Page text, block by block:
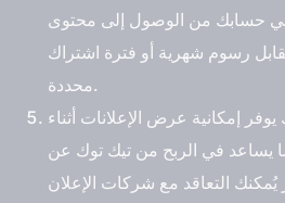
حسابك من الوصول إلى محتوى
رسوم شهرية أو فترة اشتراك
محددة.
إمكانية عرض الإعلانات أثناء
يساعد في الربح من تيك توك عن
التعاقد مع شركات الإعلان